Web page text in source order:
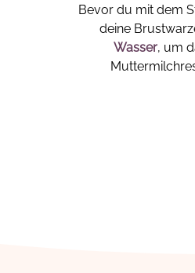
Bevor du mit dem
deine
Wasser, um